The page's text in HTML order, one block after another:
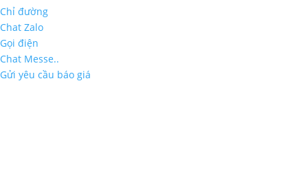
Chỉ đường
Chat Zalo
Gọi điện
Chat Messe..
Gửi yêu cầu báo giá